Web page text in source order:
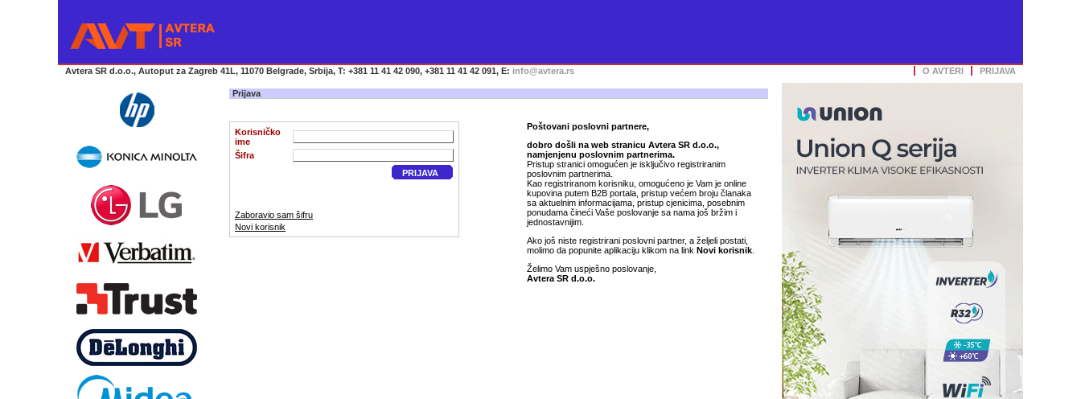
Avtera SR d.o.o., Autoput za Zagreb 41L, 11070 Belgrade, Srbija, T: +381 11 41 42 090, +381 11 41 42 091, E: info@avtera.rs O AVTERI PRIJAVA
Prijava
Korisničko
ime
Šifra
PRIJAVA
Zaboravio sam šifru
Novi korisnik
Poštovani poslovni partnere,
dobro došli na web stranicu Avtera SR d.o.o.,
namjenjenu poslovnim partnerima.
Pristup stranici omogućen je isključivo registriranim
poslovnim partnerima.
Kao registriranom korisniku, omogućeno je Vam je online
kupovina putem B2B portala, pristup većem broju članaka
sa aktuelnim informacijama, pristup cjenicima, posebnim
ponudama čineći Vaše poslovanje sa nama još bržim i
jednostavnijim.
Ako još niste registrirani poslovni partner, a željeli postati,
molimo da popunite aplikaciju klikom na link Novi korisnik
Želimo Vam uspješno poslovanje,
Avtera SR d.o.o.